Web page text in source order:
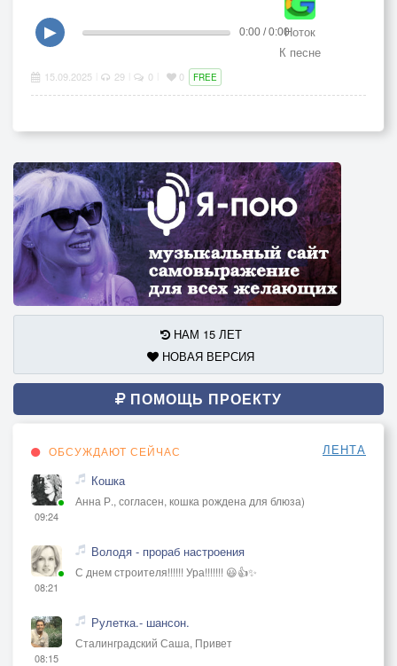
Ноток
К песне
▶ 0:00 / 0:00
15.09.2025 29 0 0 FREE
НАМ 15 ЛЕТ
НОВАЯ ВЕРСИЯ
ПОМОЩЬ ПРОЕКТУ
ОБСУЖДАЮТ СЕЙЧАС ЛЕНТА
09:24
Кошка
Анна Р., согласен, кошка рождена для блюза)
08:21
Володя - прораб настроения
С днем строителя!!!!!! Ура!!!!!!! 😃👍✨
08:15
Рулетка.- шансон.
Сталинградский Саша, Привет